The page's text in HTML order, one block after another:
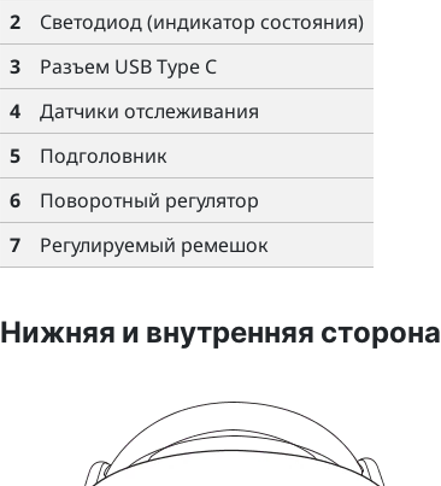
2
Светодиод (индикатор состояния)
3
Разъем USB Type C
4
Датчики отслеживания
5
Подголовник
6
Поворотный регулятор
7
Регулируемый ремешок
Нижняя и внутренняя сторона